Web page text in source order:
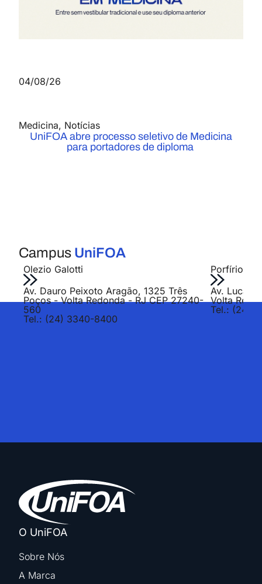
04/08/26
Medicina, Notícias
UniFOA abre processo seletivo de Medicina
para portadores de diploma
Campus UniFOA
Olezio Galotti
Av. Dauro Peixoto Aragão, 1325 Três
Poços - Volta Redonda - RJ CEP 27240-
560
Tel.: (24) 3340-8400
Porfírio
Av. Lucas
Volta
Tel.: (24)
O UniFOA
Sobre Nós
A Marca